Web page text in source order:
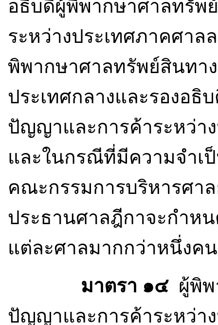
อธิบดีผู้พิพากษาศาลทรัพ
ระหว่างประเทศภาคศา
พิพากษาศาลทรัพย์สินทา
ประเทศกลางและรองอ
ปัญญาและการค้าระหว่า
และในกรณีที่มีความจำเ
คณะกรรมการบริหารศา
ประธานศาลฎีกาจะกำห
แต่ละศาลมากกว่าหนึ่งค
มาตรา ๑๔ ผู้พิ
ปัญญาและการค้าระหว่า